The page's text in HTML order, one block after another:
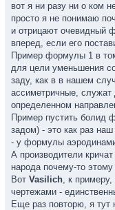
вот я ни разу ни о ком
просто я не понимаю
и отрицают очевидный
вперед, если его
Пример формулы 1 в
для цели уменьшения
заду, как в в нашем
ассиметричные, служат
определенном
Пример пустить болид
задом) - это как раз
- у формулы
А производители
народа почему-то этому
Вот Vasilich, к
чертежами -
Еще раз повторю, я тут